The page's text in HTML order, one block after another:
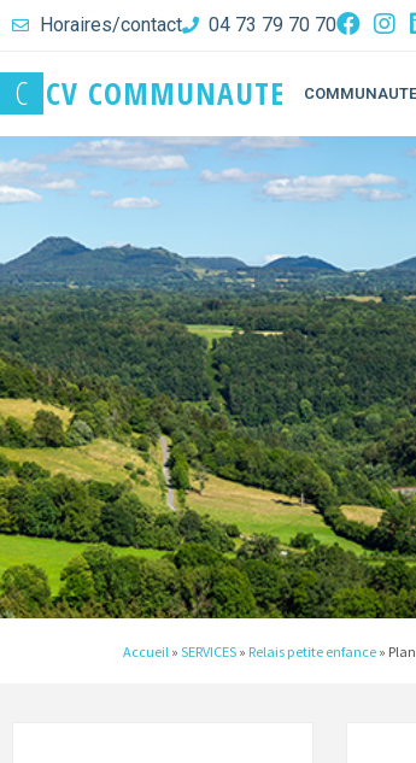
Horaires/contact 04 73 79 70 70
C CV COMMUNAUTE
Accueil » SERVICES » Relais petite enfance »